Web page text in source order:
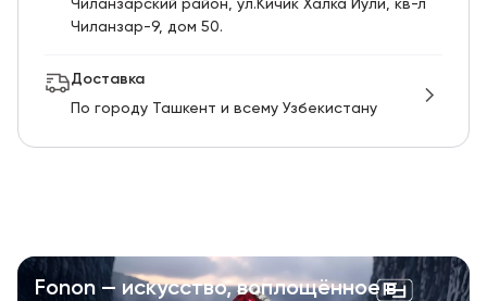
Чиланзарский pайон, ул.Кичик Халка Йули, кв-л
Чиланзар-9, дом 50.
Доставка
По городу Ташкент и всему Узбекистану
Fonon — искусство, воплощённое в